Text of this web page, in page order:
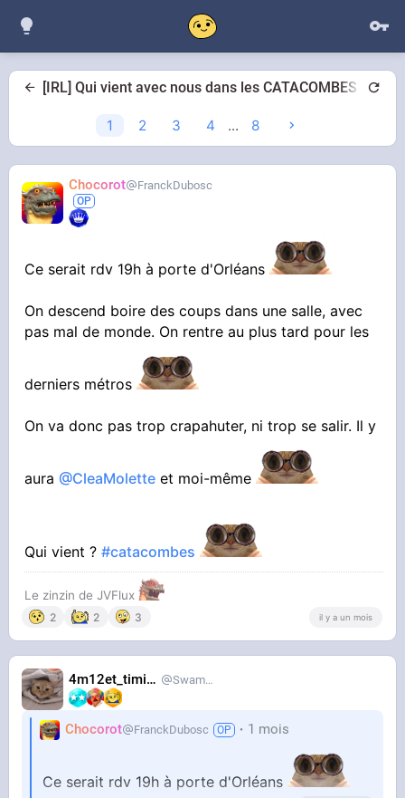
[IRL] Qui vient avec nous dans les CATACOMBES ce
1 2 3 4 ... 8
Chocorot FranckDubosc
Ce serait rdv 19h à porte d'Orléans
On descend boire des coups dans une salle, avec
pas mal de monde. On rentre au plus tard pour les
derniers métros
On va donc pas trop crapahuter, ni trop se salir. Il y
aura@CleaMolette et moi-même
Qui vient ?#catacombes
Le zinzin de JVFlux
2 2 3 il y a un mois
4m12et_timide SwampDrainer
Chocorot FranckDubosc 1 mois
Ce serait rdv 19h à porte d'Orléans